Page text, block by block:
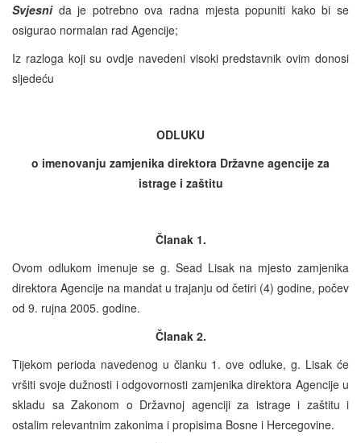
Svjesnida je potrebno ova radna mjesta popuniti kako bi se
osigurao normalan rad Agencije;
Iz razloga koji su ovdje navedeni visoki predstavnik ovim donosi
sljedeću
ODLUKU
o imenovanju zamjenika direktora Državne agencije za
istrage i zaštitu
Članak 1.
Ovom odlukom imenuje se g. Sead Lisak na mjesto zamjenika
direktora Agencije na mandat u trajanju od četiri (4) godine, počev
od 9. rujna 2005. godine.
Članak 2.
Tijekom perioda navedenog u članku 1. ove odluke, g. Lisak će
vršiti svoje dužnosti i odgovornosti zamjenika direktora Agencije u
skladu sa Zakonom o Državnoj agenciji za istrage i zaštitu i
ostalim relevantnim zakonima i propisima Bosne i Hercegovine.